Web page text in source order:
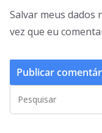
Salvar meus dados
vez que eu